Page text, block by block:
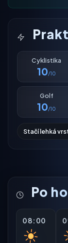
Cyklistika
10/10
Golf
10/10
Stačí lehká
Po
08:00